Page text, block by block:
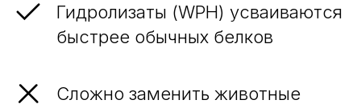
Гидролизаты (WPH) усваиваются
быстрее обычных белков
Сложно заменить животные